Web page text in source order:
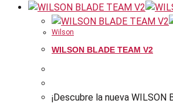
Wilson
WILSON BLADE TEAM V2
¡Descubre la nueva